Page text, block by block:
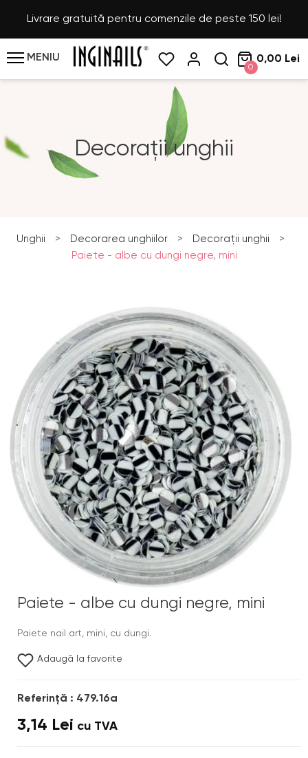
Livrare gratuită pentru comenzile de peste 150 lei!
MENIU
0
0,00 Lei
Decorații unghii
Unghii > Decorarea unghiilor > Decorații unghii
>
Paiete - albe cu dungi negre, mini
Paiete - albe cu dungi negre, mini
Paiete nail art, mini, cu dungi.
Adaugă la favorite
Referinţă : 479.16a
3,14 Lei cu TVA